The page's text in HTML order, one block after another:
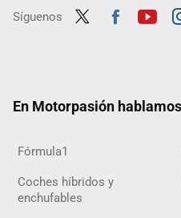
Síguenos
En Motorpasión
Fórmula1
Coches híbridos y
enchufables